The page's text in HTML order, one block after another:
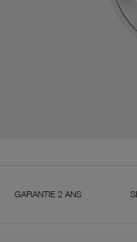
2 ANS SERVICES